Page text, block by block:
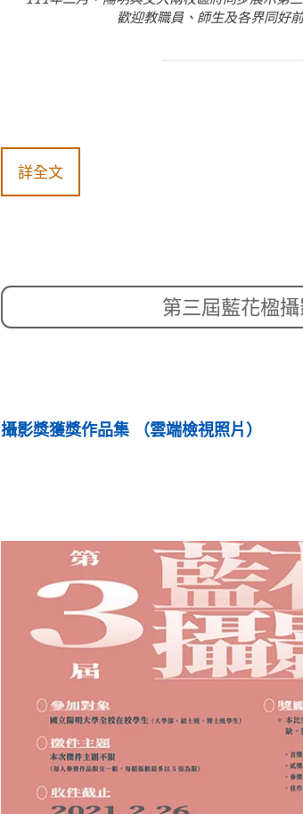
歡迎教職員、師生及各界同好
詳全文
第三屆藍花楹
攝影獎獲獎作品集 （雲端檢視照片）